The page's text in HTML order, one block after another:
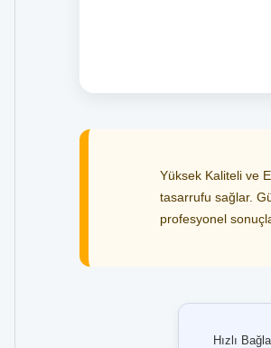
Yüksek Kaliteli ve
tasarrufu sağlar.
profesyonel
Hızlı